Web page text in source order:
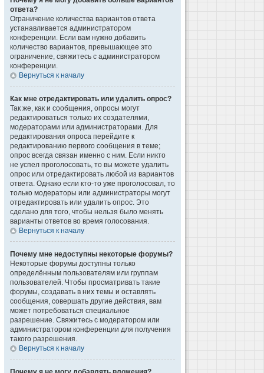
ответа?
Ограничение количества вариантов ответа
устанавливается администратором
конференции. Если вам нужно добавить
количество вариантов, превышающее это
ограничение, свяжитесь с администратором
конференции.
Вернуться к началу
Как мне отредактировать или удалить опрос?
Так же, как и сообщения, опросы могут
редактироваться только их создателями,
модераторами или администраторами. Для
редактирования опроса перейдите к
редактированию первого сообщения в теме;
опрос всегда связан именно с ним. Если никто
не успел проголосовать, то вы можете удалить
опрос или отредактировать любой из вариантов
ответа. Однако если кто-то уже проголосовал, то
только модераторы или администраторы могут
отредактировать или удалить опрос. Это
сделано для того, чтобы нельзя было менять
варианты ответов во время голосования.
Вернуться к началу
Почему мне недоступны некоторые форумы?
Некоторые форумы доступны только
определённым пользователям или группам
пользователей. Чтобы просматривать такие
форумы, создавать в них темы и оставлять
сообщения, совершать другие действия, вам
может потребоваться специальное
разрешение. Свяжитесь с модератором или
администратором конференции для получения
такого разрешения.
Вернуться к началу